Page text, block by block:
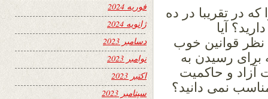
که در تقریبا در ده
آیا
نظر قوانین خوب
برای رسیدن به
آزاد و حاکمیت
نمی دانید؟
فوریه 2024
ژانویه 2024
دسامبر 2023
نوامبر 2023
اکتبر 2023
سپتامبر 2023